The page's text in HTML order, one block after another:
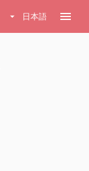
arrow_drop_down 日本語 menu